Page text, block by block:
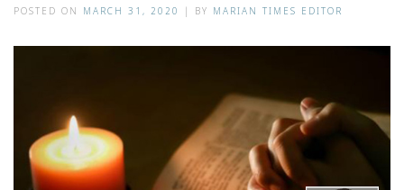
POSTED ON MARCH 31, 2020 BY MARIAN TIMES EDITOR